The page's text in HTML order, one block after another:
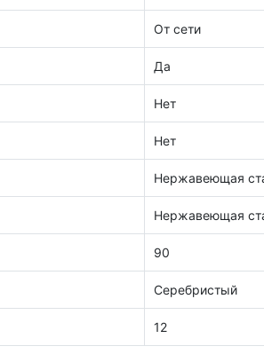
От сети
Да
Нет
Нет
Нержавеющая
Нержавеющая
90
Серебристый
12